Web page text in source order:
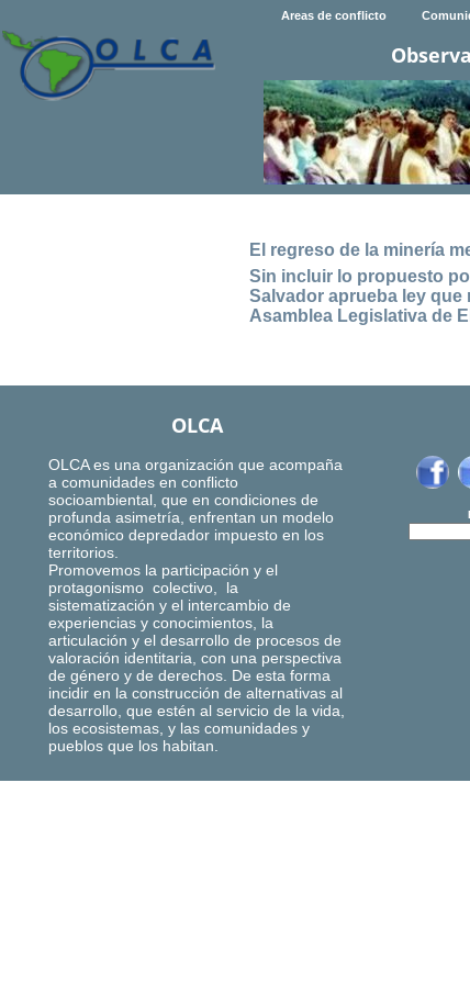
Areas de conflicto
El regreso de la minería
Sin incluir lo propuesto
Salvador aprueba ley
Asamblea Legislativa de
OLCA
OLCA es una organización que acompaña
a comunidades en conflicto
socioambiental, que en condiciones de
profunda asimetría, enfrentan un modelo
económico depredador impuesto en los
territorios.
Promovemos la participación y el
protagonismo colectivo, la
sistematización y el intercambio de
experiencias y conocimientos, la
articulación y el desarrollo de procesos de
valoración identitaria, con una perspectiva
de género y de derechos. De esta forma
incidir en la construcción de alternativas al
desarrollo, que estén al servicio de la vida,
los ecosistemas, y las comunidades y
pueblos que los habitan.